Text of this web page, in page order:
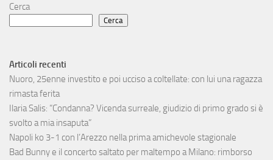
Cerca
Cerca
Articoli recenti
Nuoro, 25enne investito e poi ucciso a coltellate: con lui una ragazza
rimasta ferita
Ilaria Salis: “Condanna? Vicenda surreale, giudizio di primo grado si è
svolto a mia insaputa”
Napoli ko 3-1 con l’Arezzo nella prima amichevole stagionale
Bad Bunny e il concerto saltato per maltempo a Milano: rimborso